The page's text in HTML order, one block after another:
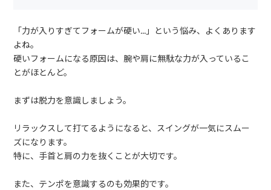
「力が入りすぎてフォームが硬い…」という悩み、よくあります
よね。
硬いフォームになる原因は、腕や肩に無駄な力が入っているこ
とがほとんど。
まずは脱力を意識しましょう。
リラックスして打てるようになると、スイングが一気にスムー
ズになります。
特に、手首と肩の力を抜くことが大切です。
また、テンポを意識するのも効果的です。